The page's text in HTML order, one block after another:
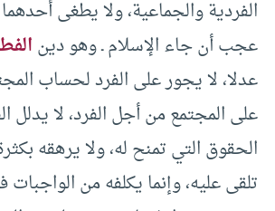
الفردية والجماعية، ولا يطغى
عجب أن جاء الإسلام ـ وهو دين
عدلا، لا يجور على الفرد لحساب
على المجتمع من أجل الفرد، لا يدلل
الحقوق التي تمنح له، ولا يرهقه
تلقى عليه، وإنما يكلفه من